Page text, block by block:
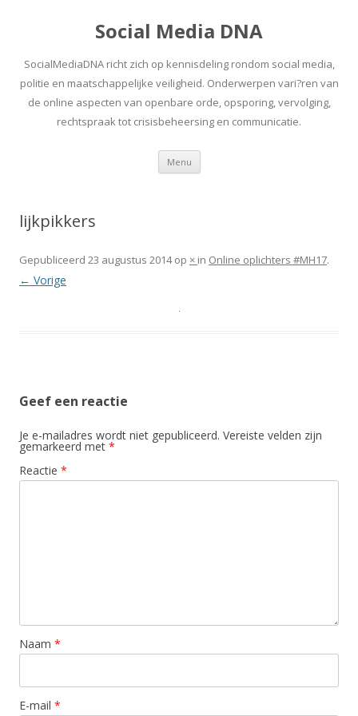
Social Media DNA
SocialMediaDNA richt zich op kennisdeling rondom social media,
politie en maatschappelijke veiligheid. Onderwerpen vari?ren van
de online aspecten van openbare orde, opsporing, vervolging,
rechtspraak tot crisisbeheersing en communicatie.
Menu Spring
inhoud
lijkpikkers
Gepubliceerd 23 augustus 2014op × in Online oplichters #MH17.
← Vorige
Geef een reactie
Je e-mailadres wordt niet gepubliceerd. Vereiste velden zijn
gemarkeerd met *
Reactie *
Naam *
E-mail *